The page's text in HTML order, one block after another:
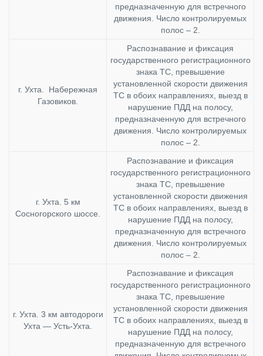
предназначенную для встречного
движения. Число контролируемых
полос – 2.
г. Ухта. Набережная
Газовиков.
Распознавание и фиксация
государственного регистрационного
знака ТС, превышение
установленной скорости движения
ТС в обоих направлениях, выезд в
нарушение ПДД на полосу,
предназначенную для встречного
движения. Число контролируемых
полос – 2.
г. Ухта. 5 км
Сосногорского шоссе.
Распознавание и фиксация
государственного регистрационного
знака ТС, превышение
установленной скорости движения
ТС в обоих направлениях, выезд в
нарушение ПДД на полосу,
предназначенную для встречного
движения. Число контролируемых
полос – 2.
г. Ухта. 3 км автодороги
Ухта — Усть-Ухта.
Распознавание и фиксация
государственного регистрационного
знака ТС, превышение
установленной скорости движения
ТС в обоих направлениях, выезд в
нарушение ПДД на полосу,
предназначенную для встречного